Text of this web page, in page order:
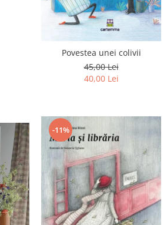
Povestea unei colivii
45,00 Lei
40,00 Lei
-11%